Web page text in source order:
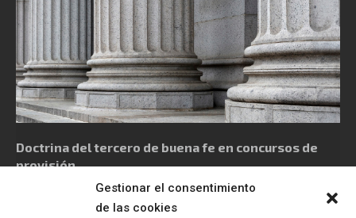
Gestionar el consentimiento
de las cookies
Doctrina del tercero de buena fe en concursos de
provisión